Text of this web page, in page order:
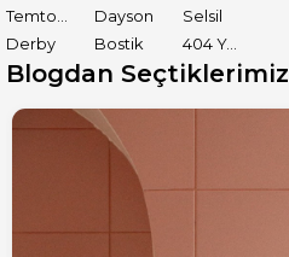
Temtools
Dayson
Selsil
Derby
Bostik 404 Yapıştırıcı
Blogdan Seçtiklerimiz